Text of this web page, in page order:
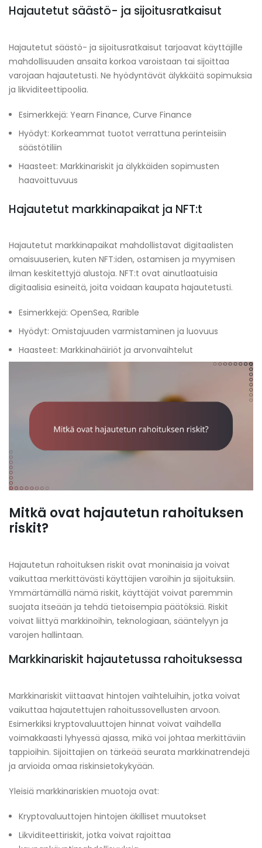
Hajautetut säästö- ja sijoitusratkaisut
Hajautetut säästö- ja sijoitusratkaisut tarjoavat käyttäjille
mahdollisuuden ansaita korkoa varoistaan tai sijoittaa
varojaan hajautetusti. Ne hyödyntävät älykkäitä sopimuksia
ja likviditeettipoolia.
Esimerkkejä: Yearn Finance, Curve Finance
Hyödyt: Korkeammat tuotot verrattuna perinteisiin
säästötiliin
Haasteet: Markkinariskit ja älykkäiden sopimusten
haavoittuvuus
Hajautetut markkinapaikat ja NFT:t
Hajautetut markkinapaikat mahdollistavat digitaalisten
omaisuuserien, kuten NFT:iden, ostamisen ja myymisen
ilman keskitettyjä alustoja. NFT:t ovat ainutlaatuisia
digitaalisia esineitä, joita voidaan kaupata hajautetusti.
Esimerkkejä: OpenSea, Rarible
Hyödyt: Omistajuuden varmistaminen ja luovuus
Haasteet: Markkinahäiriöt ja arvonvaihtelut
Mitkä ovat hajautetun rahoituksen
riskit?
Hajautetun rahoituksen riskit ovat moninaisia ja voivat
vaikuttaa merkittävästi käyttäjien varoihin ja sijoituksiin.
Ymmärtämällä nämä riskit, käyttäjät voivat paremmin
suojata itseään ja tehdä tietoisempia päätöksiä. Riskit
voivat liittyä markkinoihin, teknologiaan, sääntelyyn ja
varojen hallintaan.
Markkinariskit hajautetussa rahoituksessa
Markkinariskit viittaavat hintojen vaihteluihin, jotka voivat
vaikuttaa hajautettujen rahoitussovellusten arvoon.
Esimerkiksi kryptovaluuttojen hinnat voivat vaihdella
voimakkaasti lyhyessä ajassa, mikä voi johtaa merkittäviin
tappioihin. Sijoittajien on tärkeää seurata markkinatrendejä
ja arvioida omaa riskinsietokykyään.
Yleisiä markkinariskien muotoja ovat:
Kryptovaluuttojen hintojen äkilliset muutokset
Likviditeettiriskit, jotka voivat rajoittaa